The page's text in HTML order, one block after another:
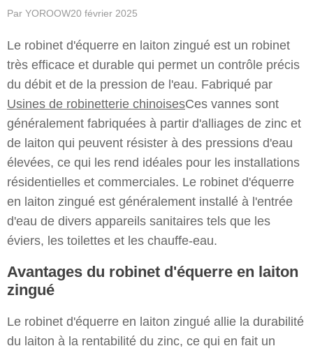
Par YOROOW20 février 2025
Le robinet d'équerre en laiton zingué est un robinet
très efficace et durable qui permet un contrôle précis
du débit et de la pression de l'eau. Fabriqué par
Usines de robinetterie chinoisesCes vannes sont
généralement fabriquées à partir d'alliages de zinc et
de laiton qui peuvent résister à des pressions d'eau
élevées, ce qui les rend idéales pour les installations
résidentielles et commerciales. Le robinet d'équerre
en laiton zingué est généralement installé à l'entrée
d'eau de divers appareils sanitaires tels que les
éviers, les toilettes et les chauffe-eau.
Avantages du robinet d'équerre en laiton
zingué
Le robinet d'équerre en laiton zingué allie la durabilité
du laiton à la rentabilité du zinc, ce qui en fait un